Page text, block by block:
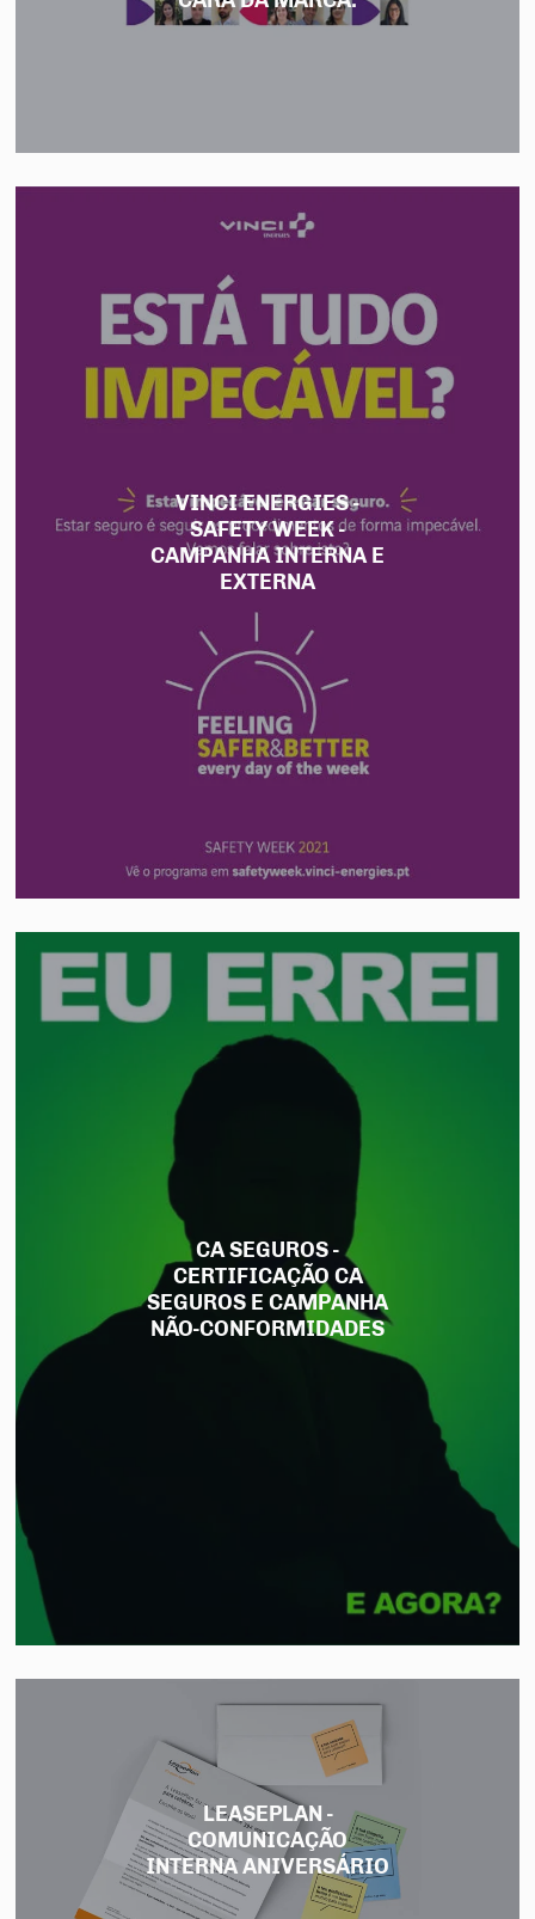
VINCI ENERGIES -
SAFETY WEEK -
CAMPANHA INTERNA E
EXTERNA
CA SEGUROS -
CERTIFICAÇÃO CA
SEGUROS E CAMPANHA
NÃO-CONFORMIDADES
LEASEPLAN -
COMUNICAÇÃO
INTERNA ANIVERSÁRIO